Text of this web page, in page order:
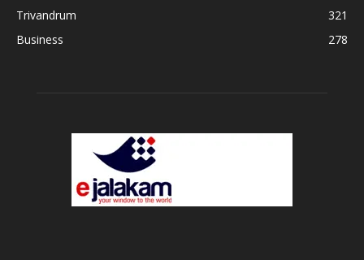
Trivandrum
321
Business
278